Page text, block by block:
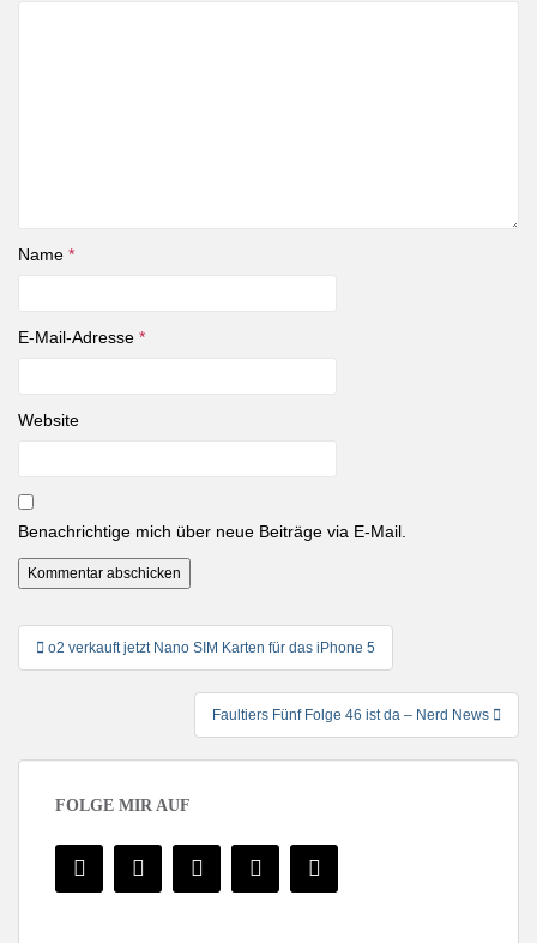
Name *
E-Mail-Adresse *
Website
Benachrichtige mich über neue Beiträge via E-Mail.
Beitragsnavigation
o2 verkauft jetzt Nano SIM Karten für das iPhone 5
Faultiers Fünf Folge 46 ist da – Nerd News
FOLGE MIR AUF